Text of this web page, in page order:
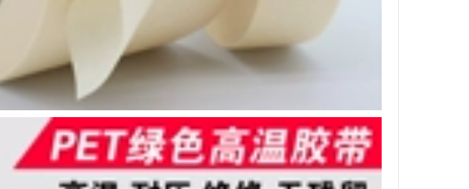
băng keo quấn dây
điện
290,000